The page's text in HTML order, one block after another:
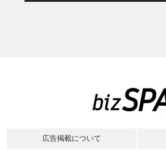
広告掲載について